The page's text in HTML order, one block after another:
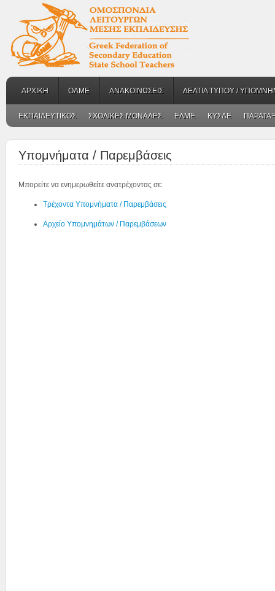
ΑΡΧΙΚΗ ΟΛΜΕ ΑΝΑΚΟΙΝΩΣΕΙΣ ΔΕΛΤΙΑ ΤΥΠΟΥ /
ΕΚΠΑΙΔΕΥΤΙΚΟΣ ΣΧΟΛΙΚΕΣ ΜΟΝΑΔΕΣ ΕΛΜΕ ΚΥΣΔΕ
Υπομνήματα / Παρεμβάσεις
Μπορείτε να ενημερωθείτε ανατρέχοντας σε:
Τρέχοντα Υπομνήματα / Παρεμβάσεις
Αρχείο Υπομνημάτων / Παρεμβάσεων